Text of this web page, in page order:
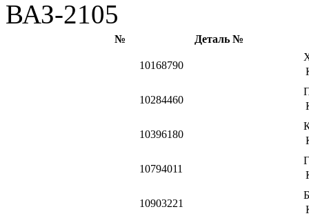
№ Деталь №
10168790
10284460
10396180
10794011
10903221